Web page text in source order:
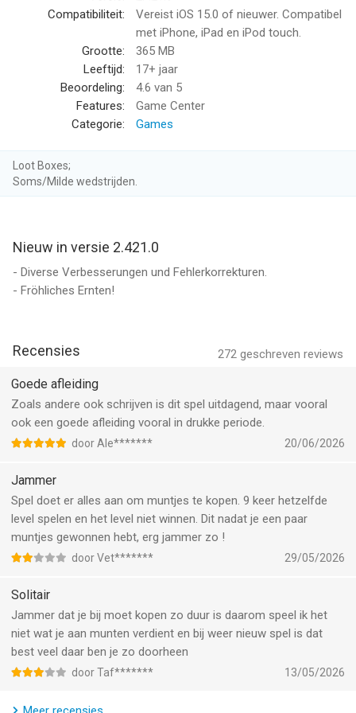
Speel kaarten weg, voltooi uitdagende puzzels en ontdek
nieuwe velden. Ontgrendel bonuskaarten, credits, edelstenen en
verrassingen terwijl je verder komt.
Oogst gewassen, verzamel edelstenen en personaliseer je
boerderij. Creëer een gezellige plek voor Sam, je trouwe
boerderijhond.
Ontspannende functies
• Dagelijkse bonussen – Kom elke dag terug voor gratis
cadeaus en beloningen.
• Draai aan het rad – Win boosters, edelstenen en andere
verrassingen.
• Ontmoet Sam – Je trouwe metgezel helpt je met
je speelt, hoe meer content, verrassingen en boerderijupgrades
je vrijspeelt.
MyFarm
Maak van elke Solitaire-overwinning iets moois. Gebruik
edelstenen die je verdient door levels te voltooien om je
plek te creëren, inclusief een speciaal plekje voor Sam.
Sluit je aan bij miljoenen spelers wereldwijd in dit ontspannende
TriPeaks Solitaire-avontuur. Of je nu een ervaren Solitaire-
speler bent of net begint, Solitaire Grand Harvest biedt
boerderijdecoratie en eindeloos speelplezier.
Download Solitaire Grand Harvest vandaag nog en geniet van
de perfecte combinatie van Solitaire, landbouw en creativiteit.
Solitaire Grand Harvest is ontwikkeld door Supertreat, een
Compatibiliteit:
Vereist iOS 15.0 of nieuwer. Compatibel
met iPhone, iPad en iPod touch.
Grootte:
365 MB
Leeftijd:
17+ jaar
Beoordeling:
4.6 van 5
Features:
Game Center
Categorie:
Games
Loot Boxes;
Soms/Milde wedstrijden.
Nieuw in versie 2.421.0
- Diverse Verbesserungen und Fehlerkorrekturen.
- Fröhliches Ernten!
272 geschreven reviews
Recensies
Goede afleiding
Zoals andere ook schrijven is dit spel uitdagend, maar vooral
ook een goede afleiding vooral in drukke periode.
door Ale******* 20/06/2026
Jammer
Spel doet er alles aan om muntjes te kopen. 9 keer hetzelfde
level spelen en het level niet winnen. Dit nadat je een paar
muntjes gewonnen hebt, erg jammer zo !
door Vet******* 29/05/2026
Solitair
Jammer dat je bij moet kopen zo duur is daarom speel ik het
niet wat je aan munten verdient en bij weer nieuw spel is dat
best veel daar ben je zo doorheen
door Taf******* 13/05/2026